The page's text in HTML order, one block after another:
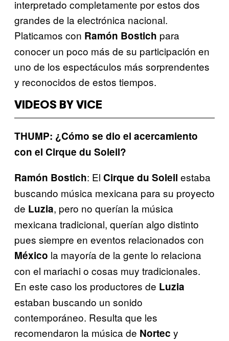
interpretado completamente por estos dos
grandes de la electrónica nacional.
Platicamos con Ramón Bostich para
conocer un poco más de su participación en
uno de los espectáculos más sorprendentes
y reconocidos de estos tiempos.
VIDEOS BY VICE
THUMP: ¿Cómo se dio el acercamiento
con el Cirque du Soleil?
Ramón Bostich: El Cirque du Soleil estaba
buscando música mexicana para su proyecto
de Luzia, pero no querían la música
mexicana tradicional, querían algo distinto
pues siempre en eventos relacionados con
México la mayoría de la gente lo relaciona
con el mariachi o cosas muy tradicionales.
En este caso los productores de Luzia
estaban buscando un sonido
contemporáneo. Resulta que les
recomendaron la música de Nortec y